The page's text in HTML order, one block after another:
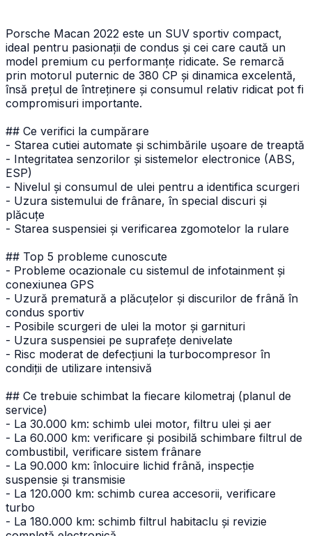
Porsche Macan 2022 este un SUV sportiv compact,
ideal pentru pasionații de condus și cei care caută un
model premium cu performanțe ridicate. Se remarcă
prin motorul puternic de 380 CP și dinamica excelentă,
însă prețul de întreținere și consumul relativ ridicat pot fi
compromisuri importante.
## Ce verifici la cumpărare
- Starea cutiei automate și schimbările ușoare de treaptă
- Integritatea senzorilor și sistemelor electronice (ABS,
ESP)
- Nivelul și consumul de ulei pentru a identifica scurgeri
- Uzura sistemului de frânare, în special discuri și
plăcuțe
- Starea suspensiei și verificarea zgomotelor la rulare
## Top 5 probleme cunoscute
- Probleme ocazionale cu sistemul de infotainment și
conexiunea GPS
- Uzură prematură a plăcuțelor și discurilor de frână în
condus sportiv
- Posibile scurgeri de ulei la motor și garnituri
- Uzura suspensiei pe suprafețe denivelate
- Risc moderat de defecțiuni la turbocompresor în
condiții de utilizare intensivă
## Ce trebuie schimbat la fiecare kilometraj (planul de
service)
- La 30.000 km: schimb ulei motor, filtru ulei și aer
- La 60.000 km: verificare și posibilă schimbare filtrul de
combustibil, verificare sistem frânare
- La 90.000 km: înlocuire lichid frână, inspecție
suspensie și transmisie
- La 120.000 km: schimb curea accesorii, verificare
turbo
- La 180.000 km: schimb filtrul habitaclu și revizie